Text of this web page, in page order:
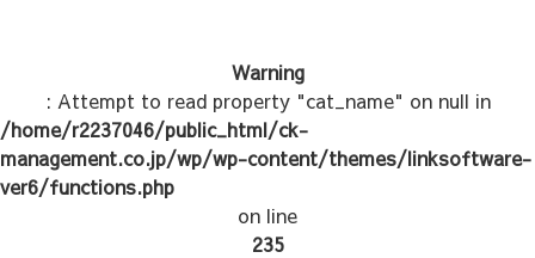
Warning
: Attempt to read property "cat_name" on null in
/home/r2237046/public_html/ck-
management.co.jp/wp/wp-content/themes/linksoftware-
ver6/functions.php
on line
235